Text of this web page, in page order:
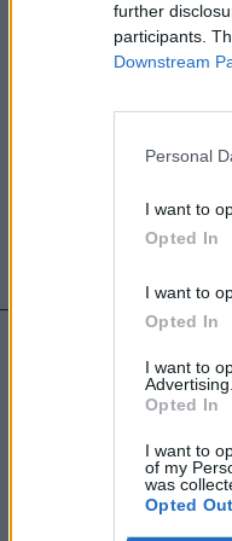
further
participants.
Downstream
Personal
I want to
Opted In
I want to
Opted In
I want to
Advertising.
Opted In
I want to
of my
was
Opted Out